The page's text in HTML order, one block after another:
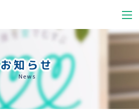
お知らせ
News